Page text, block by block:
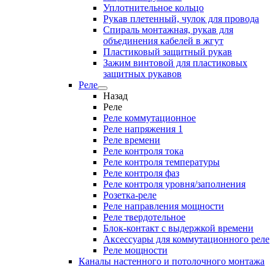
Уплотнительное кольцо
Рукав плетенный, чулок для провода
Спираль монтажная, рукав для
объединения кабелей в жгут
Пластиковый защитный рукав
Зажим винтовой для пластиковых
защитных рукавов
Реле
Назад
Реле
Реле коммутационное
Реле напряжения 1
Реле времени
Реле контроля тока
Реле контроля температуры
Реле контроля фаз
Реле контроля уровня/заполнения
Розетка-реле
Реле направления мощности
Реле твердотельное
Блок-контакт с выдержкой времени
Аксессуары для коммутационного реле
Реле мощности
Каналы настенного и потолочного монтажа